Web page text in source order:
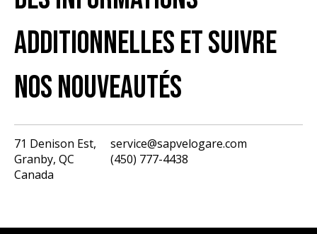
ADDITIONNELLES ET SUIVRE
NOS NOUVEAUTÉS
71 Denison Est,
Granby, QC
Canada
service@sapvelogare.com
(450) 777-4438
English